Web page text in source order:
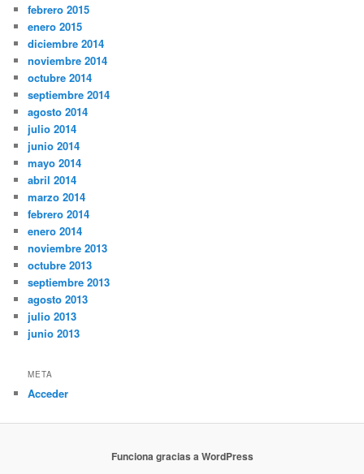
febrero 2015
enero 2015
diciembre 2014
noviembre 2014
octubre 2014
septiembre 2014
agosto 2014
julio 2014
junio 2014
mayo 2014
abril 2014
marzo 2014
febrero 2014
enero 2014
noviembre 2013
octubre 2013
septiembre 2013
agosto 2013
julio 2013
junio 2013
META
Acceder
Funciona gracias a WordPress